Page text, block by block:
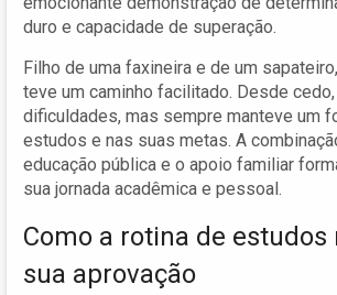
duro e capacidade de superação.
Filho de uma faxineira e de um
teve um caminho facilitado. Desde
dificuldades, mas sempre manteve um
estudos e nas suas metas. A
educação pública e o apoio familiar
sua jornada acadêmica e pessoal.
Como a rotina de estudos
sua aprovação